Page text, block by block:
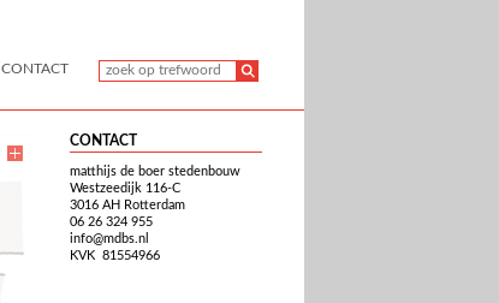
CONTACT
CONTACT
matthijs de boer stedenbouw
Westzeedijk 116-C
3016 AH Rotterdam
06 26 324 955
info@mdbs.nl
KVK 81554966